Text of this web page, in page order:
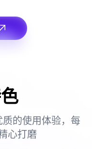
的使用体验，每
心打磨